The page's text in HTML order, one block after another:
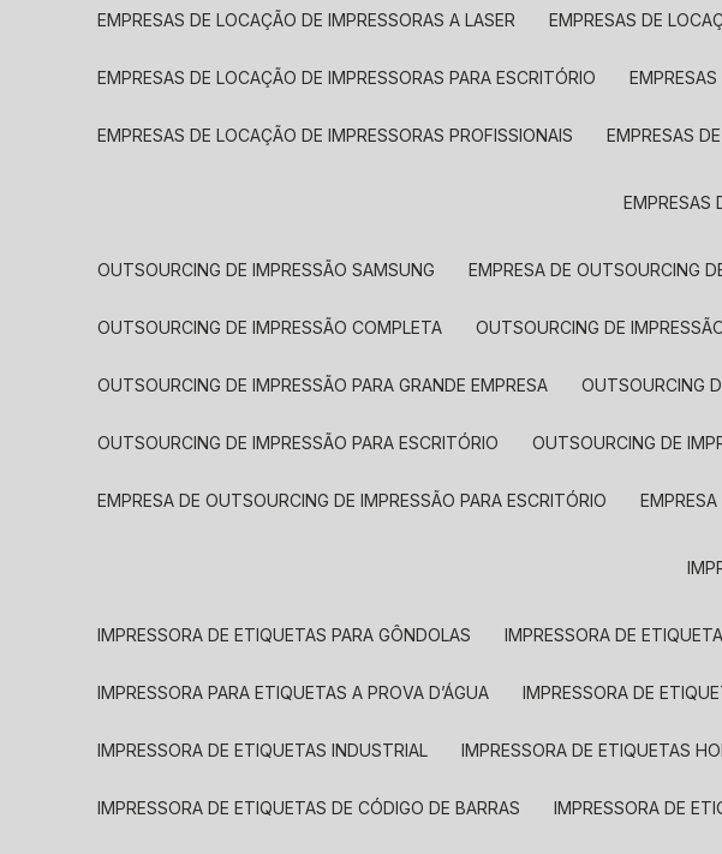
EMPRESAS DE LOCAÇÃO DE IMPRESSORAS A LASER EMPRESAS DE
EMPRESAS DE LOCAÇÃO DE IMPRESSORAS PARA ESCRITÓRIO
EMPRESAS DE LOCAÇÃO DE IMPRESSORAS PROFISSIONAIS EMPRESAS
OUTSOURCING DE IMPRESSÃO SAMSUNG EMPRESA DE OUTSOURCING
OUTSOURCING DE IMPRESSÃO COMPLETA OUTSOURCING DE
OUTSOURCING DE IMPRESSÃO PARA GRANDE EMPRESA OUTSOURCING
OUTSOURCING DE IMPRESSÃO PARA ESCRITÓRIO OUTSOURCING DE
EMPRESA DE OUTSOURCING DE IMPRESSÃO PARA ESCRITÓRIO
IMPRESSORA DE ETIQUETAS PARA GÔNDOLAS IMPRESSORA DE
IMPRESSORA PARA ETIQUETAS A PROVA D’ÁGUA IMPRESSORA DE
IMPRESSORA DE ETIQUETAS INDUSTRIAL IMPRESSORA DE ETIQUETAS
IMPRESSORA DE ETIQUETAS DE CÓDIGO DE BARRAS IMPRESSORA DE